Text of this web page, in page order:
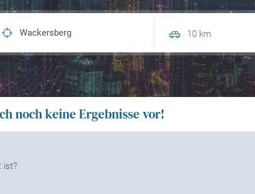
10 km
noch keine Ergebnisse vor!
ist?